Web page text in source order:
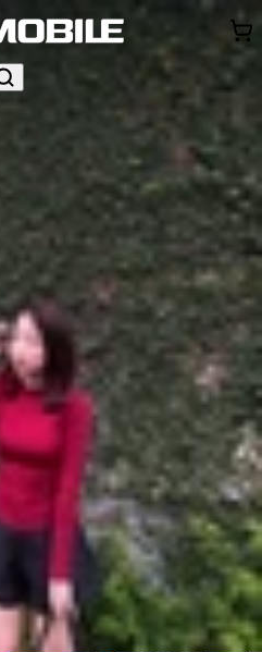
So Sánh Tư vấn
Khuyến
- Game Thông báo
Khách
và Pixel 10 Pro
flagship AI với